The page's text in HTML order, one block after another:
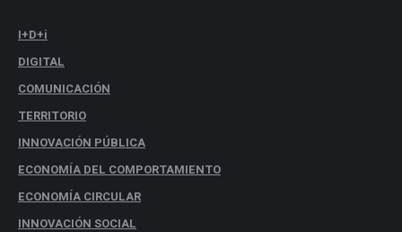
I+D+i
DIGITAL
COMUNICACIÓN
TERRITORIO
INNOVACIÓN PÚBLICA
ECONOMÍA DEL COMPORTAMIENTO
ECONOMÍA CIRCULAR
INNOVACIÓN SOCIAL